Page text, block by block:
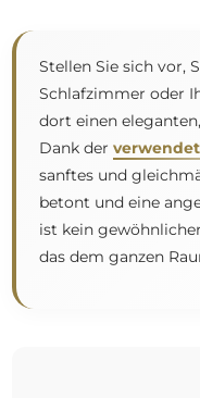
Stellen Sie sich vor,
Schlafzimmer oder
dort einen
Dank der
sanftes und
betont und eine
ist kein
das dem ganzen